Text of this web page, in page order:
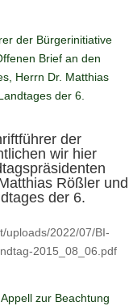
der
wir hier
Rößler und
der 6.
uploads/2022/07/BI-
2015_08_06.pdf